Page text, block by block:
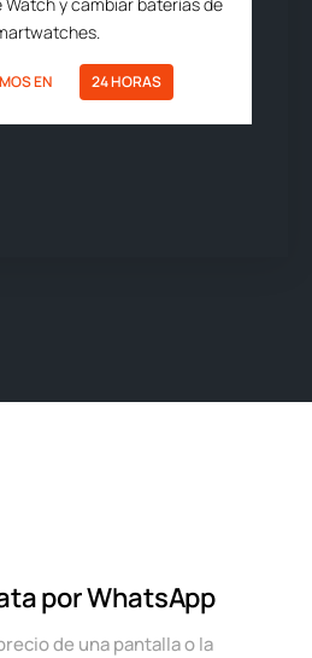
EN 24 HORAS
por WhatsApp
de una pantalla o la